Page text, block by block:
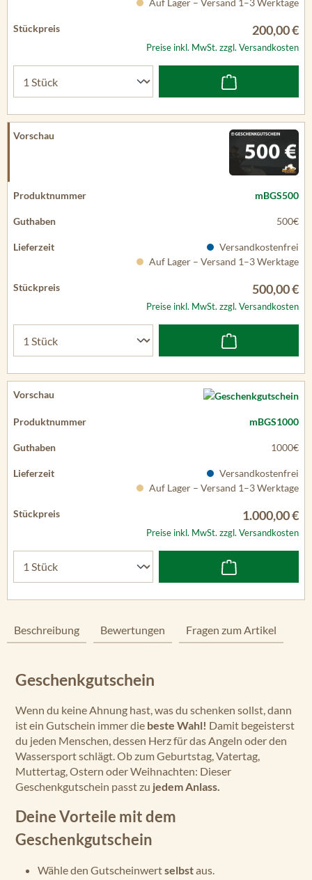
Auf Lager – Versand 1–3 Werktage
200,00 €
Preise inkl. MwSt. zzgl. Versandkosten
mBGS500
500€
Versandkostenfrei
Auf Lager – Versand 1–3 Werktage
500,00 €
Preise inkl. MwSt. zzgl. Versandkosten
mBGS1000
1000€
Versandkostenfrei
Auf Lager – Versand 1–3 Werktage
1.000,00 €
Preise inkl. MwSt. zzgl. Versandkosten
Beschreibung Bewertungen Fragen zum Artikel
Geschenkgutschein
Wenn du keine Ahnung hast, was du schenken sollst, dann
ist ein Gutschein immer die beste Wahl! Damit begeisterst
du jeden Menschen, dessen Herz für das Angeln oder den
Wassersport schlägt. Ob zum Geburtstag, Vatertag,
Muttertag, Ostern oder Weihnachten: Dieser
Geschenkgutschein passt zu jedem Anlass.
Deine Vorteile mit dem
Geschenkgutschein
Wähle den Gutscheinwertselbstaus.